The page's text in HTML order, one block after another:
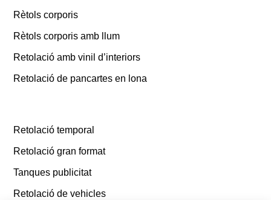
Rètols corporis
Rètols corporis amb llum
Retolació amb vinil d’interiors
Retolació de pancartes en lona
Retolació temporal
Retolació gran format
Tanques publicitat
Retolació de vehicles